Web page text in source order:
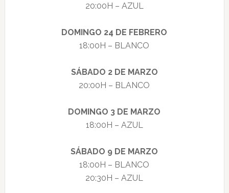
20:00H – AZUL
DOMINGO 24 DE FEBRERO
18:00H – BLANCO
SÁBADO 2 DE MARZO
20:00H – BLANCO
DOMINGO 3 DE MARZO
18:00H – AZUL
SÁBADO 9 DE MARZO
18:00H – BLANCO
20:30H – AZUL